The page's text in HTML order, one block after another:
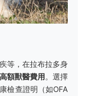
等，在拉布拉多身
高額獸醫費用。選擇
檢查證明（如OFA